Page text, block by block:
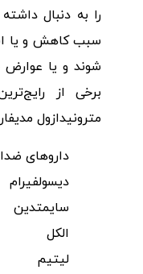
را به دنبال
سبب کاهش و یا
شوند و یا عوارض
برخی از
مترونیدازول
داروهای
دیسولفیرام
سایمتدین
الکل
لیتیم